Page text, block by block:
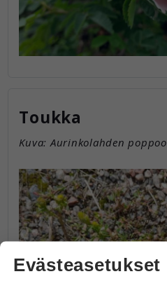
Toukka
Kuva: Aurinkolahden poppoo
Evästeasetukset